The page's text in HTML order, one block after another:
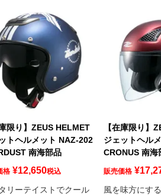
庫限り】ZEUS HELMET
トヘルメット NAZ-202
南海部品
格 ¥12,650税込
リーテイストでクール
【在庫限り】
ジェットヘル
CRONUS 南海
販売価格 ¥
風を味方にす